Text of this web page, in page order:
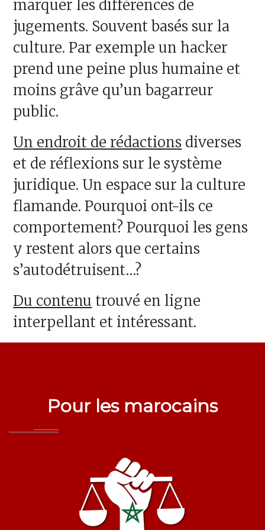
marquer les différences de
jugements. Souvent basés sur la
culture. Par exemple un hacker
prend une peine plus humaine et
moins grâve qu’un bagarreur
public.
Un endroit de rédactions diverses
et de réflexions sur le système
juridique. Un espace sur la culture
flamande. Pourquoi ont-ils ce
comportement? Pourquoi les gens
y restent alors que certains
s’autodétruisent…?
Du contenu trouvé en ligne
interpellant et intéressant.
Pour les marocains